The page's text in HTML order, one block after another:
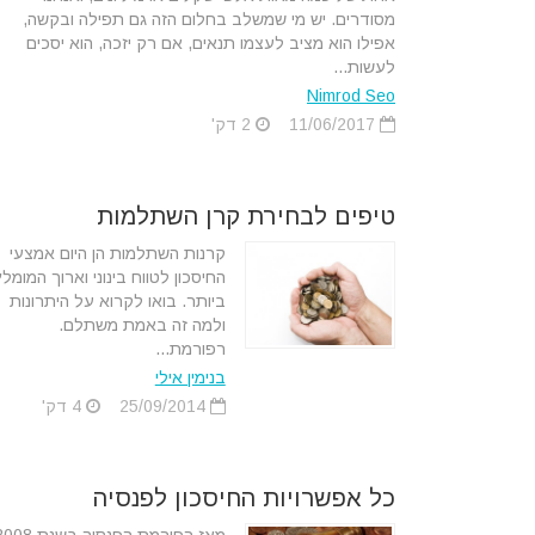
מסודרים. יש מי שמשלב בחלום הזה גם תפילה ובקשה,
אפילו הוא מציב לעצמו תנאים, אם רק יזכה, הוא יסכים
לעשות...
Nimrod Seo
טיפים לבחירת קרן השתלמות
קרנות השתלמות הן היום אמצעי
החיסכון לטווח בינוני וארוך
ביותר. בואו לקרוא על היתרונות
ולמה זה באמת משתלם.
רפורמת...
בנימין אילי
25/09/2014
4 דק'
כל אפשרויות החיסכון לפנסיה